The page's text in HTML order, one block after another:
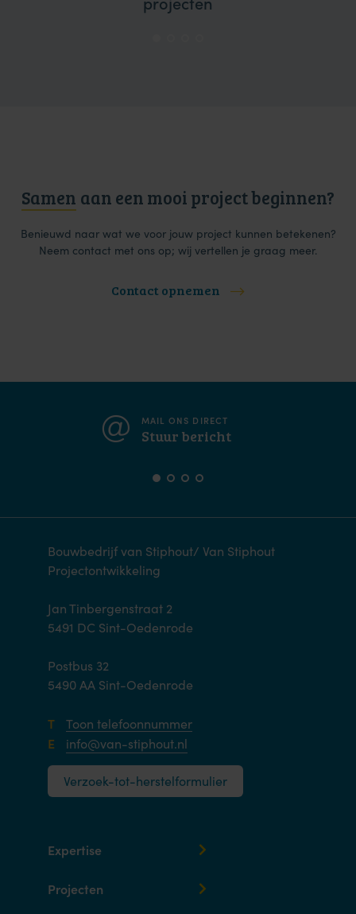
Samen aan een mooi project beginnen?
Benieuwd naar wat we voor jouw project kunnen betekenen?
Neem contact met ons op; wij vertellen je graag meer.
Contact opnemen
MAIL ONS DIRECT
Stuur bericht
Bouwbedrijf van Stiphout/ Van Stiphout
Projectontwikkeling
Jan Tinbergenstraat 2
5491 DC Sint-Oedenrode
Postbus 32
5490 AA Sint-Oedenrode
T Toon telefoonnummer
E info@van-stiphout.nl
Verzoek-tot-herstelformulier
Expertise
Projecten